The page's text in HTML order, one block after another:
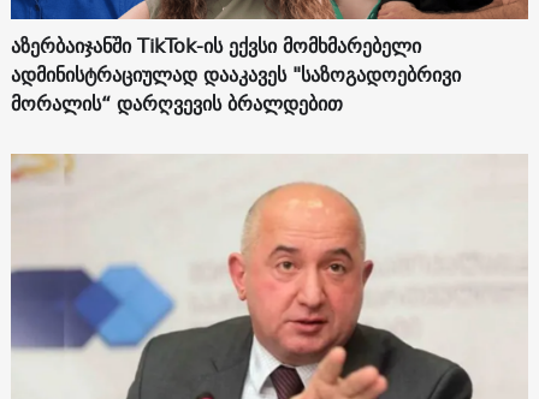
აზერბაიჯანში TikTok-ის ექვსი მომხმარებელი
ადმინისტრაციულად დააკავეს "საზოგადოებრივი
მორალის“ დარღვევის ბრალდებით